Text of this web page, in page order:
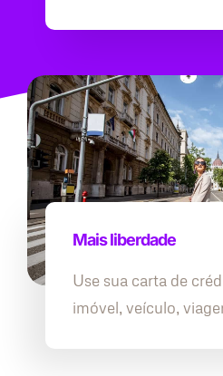
Mais liberdade
Use sua carta de
imóvel, veículo,